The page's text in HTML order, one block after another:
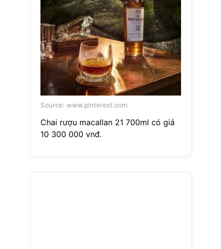
Source: www.pinterest.com
Chai rượu macallan 21 700ml có giá
10 300 000 vnđ.